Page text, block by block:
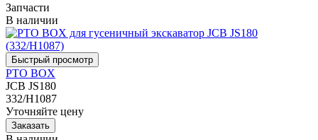
Запчасти
В наличии
PTO BOX
JCB JS180
332/H1087
Уточняйте цену